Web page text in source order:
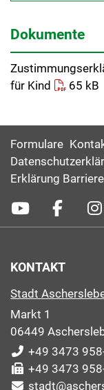
Dokumente
für Kind
65 kB
Formulare
Erklärung
KONTAKT
Stadt
Markt 1
06449
+49 3473
+49 3473